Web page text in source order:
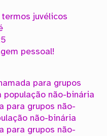
juvélicos
pessoal!
para grupos
população não-binária
para grupos não-
não-binária
para grupos não-